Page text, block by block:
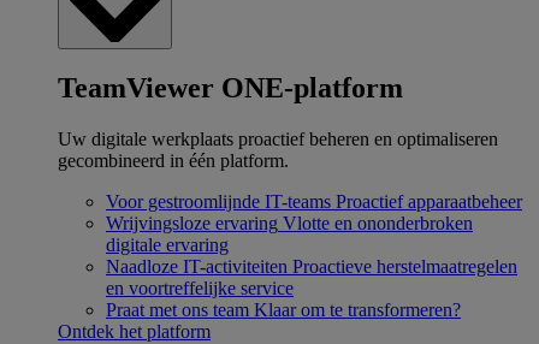
TeamViewer ONE-platform
Uw digitale werkplaats proactief beheren en optimaliseren
gecombineerd in één platform.
Voor gestroomlijnde IT-teams Proactief apparaatbeheer
Wrijvingsloze ervaring Vlotte en ononderbroken
digitale ervaring
Naadloze IT-activiteiten Proactieve herstelmaatregelen
en voortreffelijke service
Praat met ons team Klaar om te transformeren?
Ontdek het platform